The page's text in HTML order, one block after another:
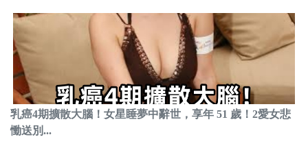
乳癌4期擴散大腦！女星睡夢中辭世，享年 51 歲！2愛女悲
慟送別...